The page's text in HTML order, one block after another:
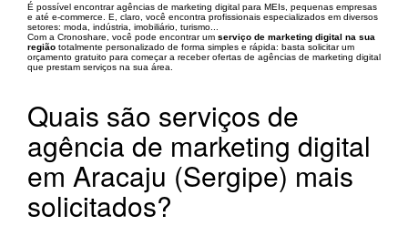
É possível encontrar agências de marketing digital para MEIs, pequenas empresas
e até e-commerce. E, claro, você encontra profissionais especializados em diversos
setores: moda, indústria, imobiliário, turismo...
Com a Cronoshare, você pode encontrar um serviço de marketing digital na sua
região totalmente personalizado de forma simples e rápida: basta solicitar um
orçamento gratuito para começar a receber ofertas de agências de marketing digital
que prestam serviços na sua área.
Quais são serviços de
agência de marketing digital
em Aracaju (Sergipe) mais
solicitados?